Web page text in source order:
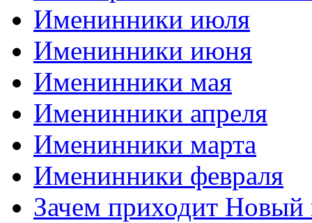
Именинники июля
Именинники июня
Именинники мая
Именинники апреля
Именинники марта
Именинники февраля
Зачем приходит Новый